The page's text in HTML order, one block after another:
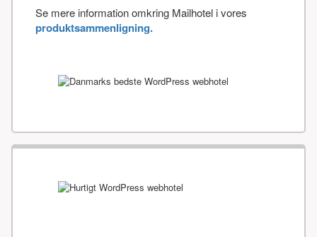
Se mere information omkring Mailhotel i vores
produktsammenligning.